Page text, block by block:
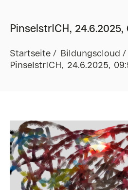
PinselstrICH, 24.6.2025,
Startseite
Bildungscloud
PinselstrICH, 24.6.2025,